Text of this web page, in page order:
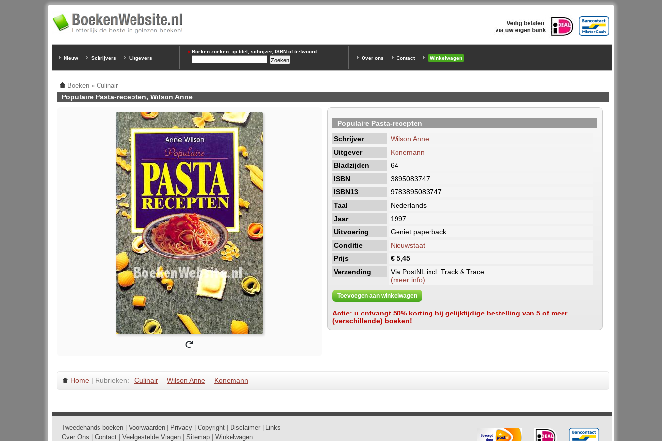
Nieuw Schrijvers Uitgevers
Boeken zoeken: op titel, schrijver, ISBN of trefwoord:
Over ons
Contact Winkelwagen
Boeken » Culinair
Populaire Pasta-recepten, Wilson Anne
Populaire Pasta-recepten
Schrijver
Wilson Anne
Uitgever
Konemann
Bladzijden
64
ISBN
3895083747
ISBN13
9783895083747
Taal
Nederlands
Jaar
1997
Uitvoering
Geniet paperback
Conditie
Nieuwstaat
Prijs
€ 5,45
Verzending
Via PostNL incl. Track & Trace.
(meer info)
Toevoegen aan winkelwagen
Actie: u ontvangt 50% korting bij gelijktijdige bestelling van 5 of meer
(verschillende) boeken!
Home | Rubrieken: Culinair Wilson Anne Konemann
Tweedehands boeken Voorwaarden Privacy Copyright Disclaimer
Links
Over Ons
Contact Veelgestelde Vragen Sitemap Winkelwagen